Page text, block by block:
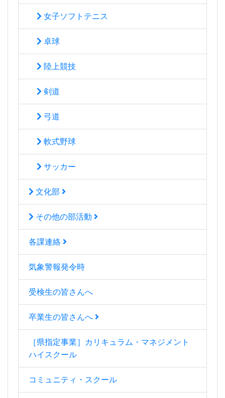
女子ソフトテニス
卓球
陸上競技
剣道
弓道
軟式野球
サッカー
文化部
その他の部活動
各課連絡
気象警報発令時
受検生の皆さんへ
卒業生の皆さんへ
［県指定事業］カリキュラム・マネジメント
ハイスクール
コミュニティ・スクール